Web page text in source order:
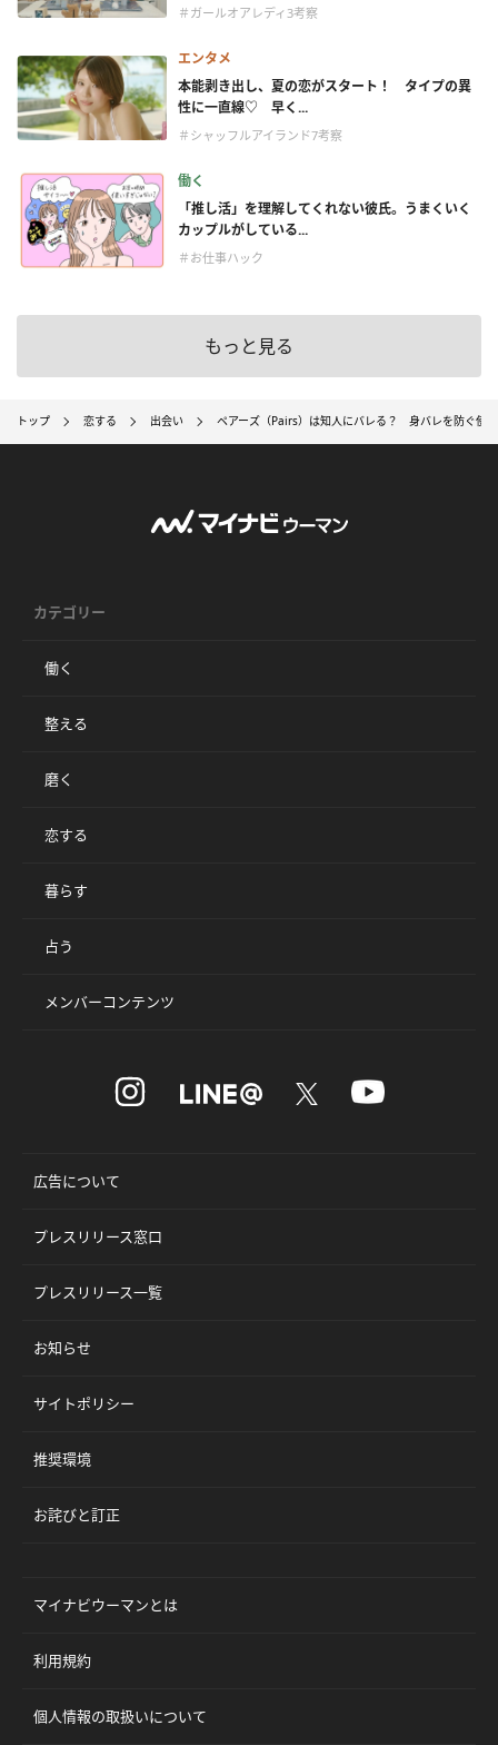
＃ガールオアレディ3考察
エンタメ
本能剥き出し、夏の恋がスタート！ タイプの異
性に一直線♡ 早く...
＃シャッフルアイランド7考察
働く
「推し活」を理解してくれない彼氏。うまくいく
カップルがしている...
＃お仕事ハック
もっと見る
トップ 恋する 出会い ペアーズ（Pairs）は知人にバレる？ 身バレを防ぐ使
カテゴリー
働く
整える
磨く
恋する
暮らす
占う
メンバーコンテンツ
広告について
プレスリリース窓口
プレスリリース一覧
お知らせ
サイトポリシー
推奨環境
お詫びと訂正
マイナビウーマンとは
利用規約
個人情報の取扱いについて